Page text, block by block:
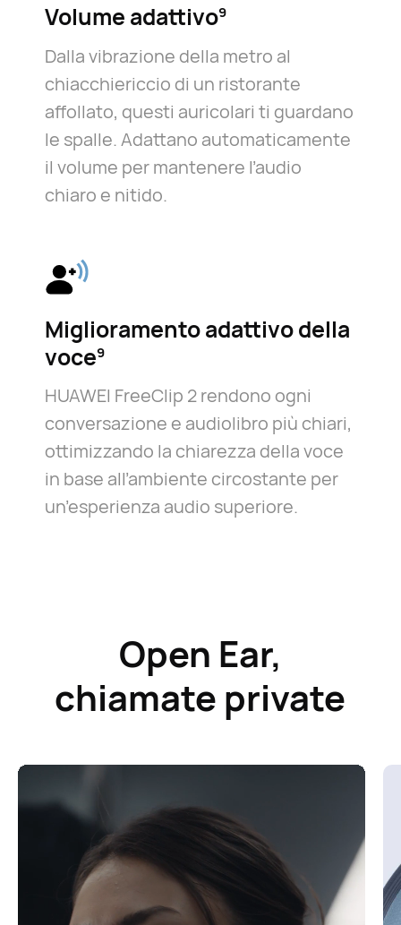
Volume adattivo⁠9
Dalla vibrazione della metro al
chiacchiericcio di un ristorante
affollato, questi auricolari ti guardano
le spalle. Adattano automaticamente
il volume per mantenere l’audio
chiaro e nitido.
Miglioramento adattivo della
voce⁠9
HUAWEI FreeClip 2 rendono ogni
conversazione e audiolibro più chiari,
ottimizzando la chiarezza della voce
in base all’ambiente circostante per
un’esperienza audio superiore.
Open Ear,
chiamate private